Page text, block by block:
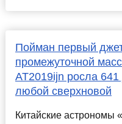
Пойман первый
промежуточной
AT2019ijn росла
любой сверхновой
Китайские астрономы